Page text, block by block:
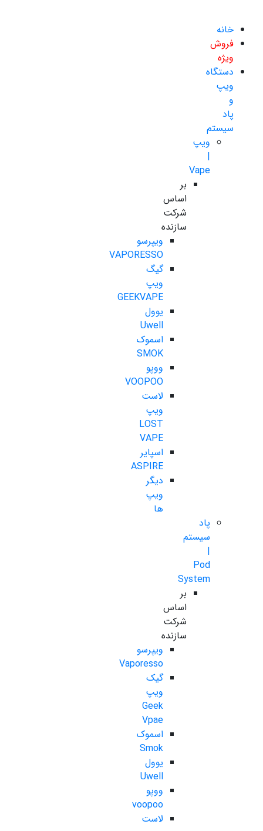
خانه
فروش
ویژه
دستگاه
ویپ
و
پاد
سیستم
ویپ
|
Vape
بر
اساس
شرکت
سازنده
ویپرسو
VAPORESSO
گیگ
ویپ
GEEKVAPE
یوول
Uwell
اسموک
SMOK
ووپو
VOOPOO
لاست
ویپ
LOST
VAPE
اسپایر
ASPIRE
دیگر
ویپ
ها
پاد
سیستم
|
Pod
System
بر
اساس
شرکت
سازنده
ویپرسو
Vaporesso
گیک
ویپ
Geek
Vpae
اسموک
Smok
یوول
Uwell
ووپو
voopoo
لاست